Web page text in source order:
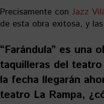
Precisamente con Jazz
de esta obra exitosa, y
“Farándula” es una
taquilleras del
la fecha llegarán
teatro La Rampa,